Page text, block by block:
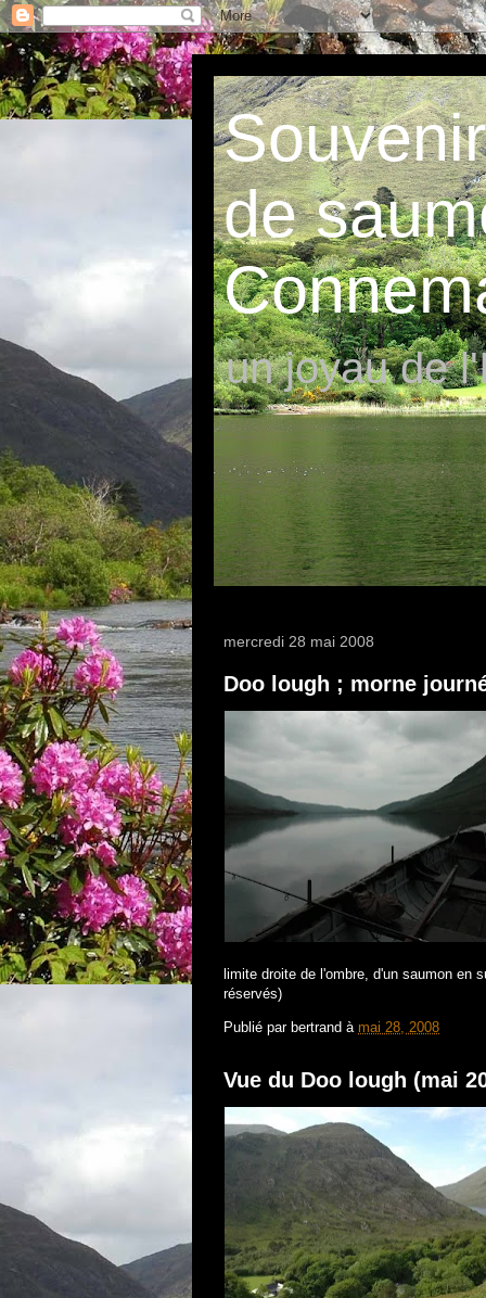
de
un joyau de
mercredi 28 mai 2008
Doo lough ; morne
limite droite de l'ombre, d'un saumon en
réservés)
Publié par bertrand à mai 28, 2008
Vue du Doo lough (mai